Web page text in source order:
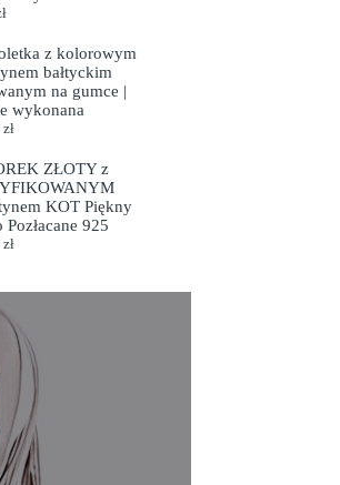
z kolorowym
bałtyckim
na gumce |
wykonana
zł
ZŁOTY z
KOT Piękny
Pozłacane 925
zł